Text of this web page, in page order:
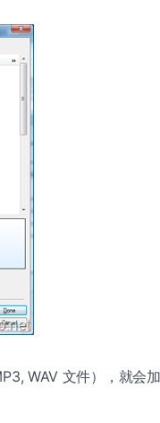
WAV 文件），就会